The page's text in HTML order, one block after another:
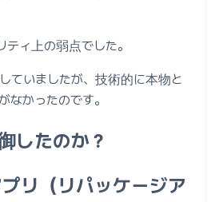
ィ上の弱点でした。
ていましたが、技術的に本物と
かったのです。
したのか？
リ（リパッケージア